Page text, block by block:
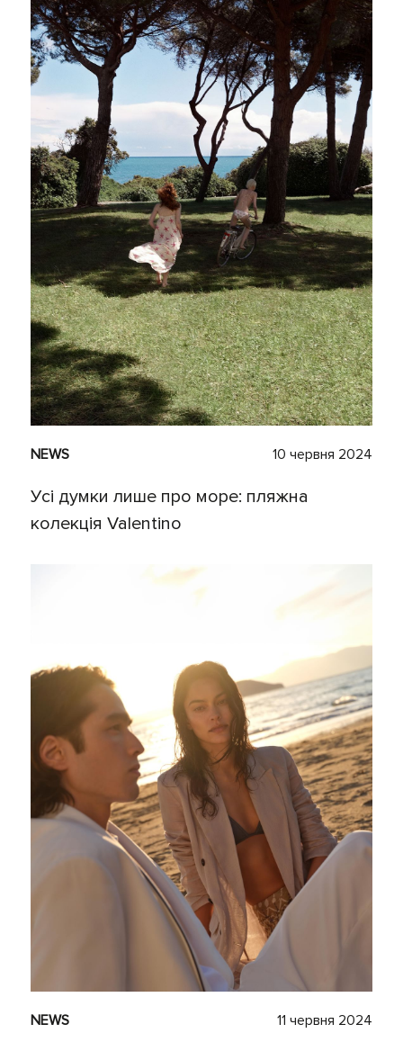
NEWS 10 червня 2024
Усі думки лише про море: пляжна
колекція Valentino
NEWS 11 червня 2024